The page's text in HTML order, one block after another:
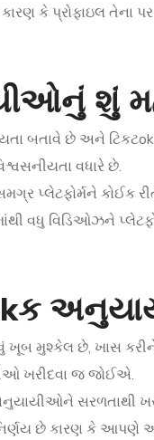
કે પ્રોફાઇલ તેના
શું
બતાવે છે અને
વધારે છે.
પ્લેટફોર્મને કોઈક
વધુ વિડિઓઝને
મુશ્કેલ છે, ખાસ કરીને
ખરીદવા જ જોઈએ.
સરળતાથી
છે કારણ કે આપણે